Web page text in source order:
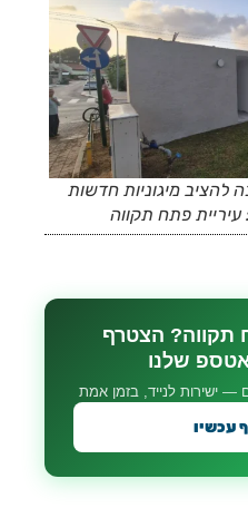
להציב מיגוניות חדשות
עיריית פתח תקווה
תקווה? הצטרף
שלנו
— ישירות לנייד, בזמן אמת
עכשיו